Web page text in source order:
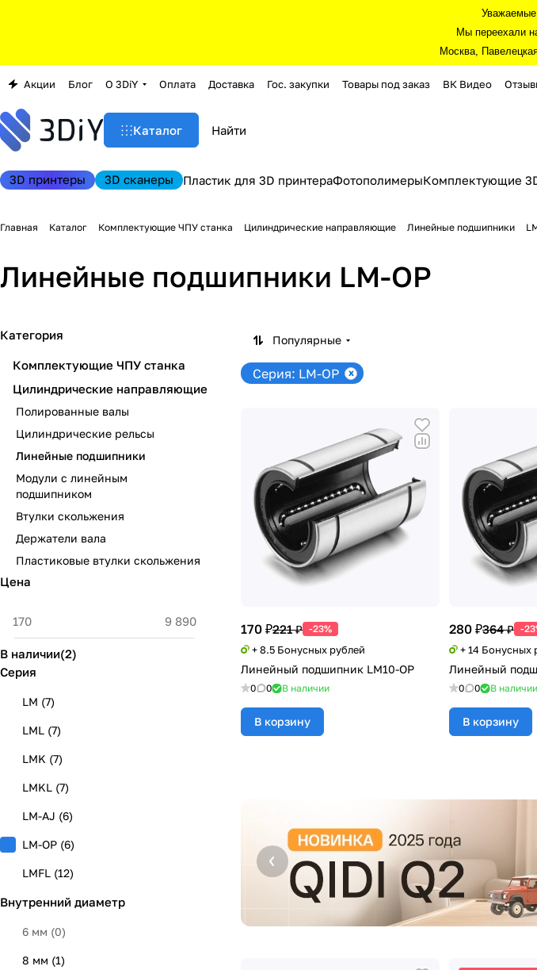
Мы переехали
Москва,
Акции Блог О 3DiY Оплата Доставка Гос. закупки Товары под заказ ВК Видео
Каталог
3D принтеры 3D сканеры Пластик для 3D принтераФотополимерыКомплектующие
Главная Каталог Комплектующие ЧПУ станка Цилиндрические направляющие Линейные подшипники
Линейные подшипники LM-OP
Популярные
Серия: LM-OP
170 ₽221 ₽ -23%
+ 8.5 Бонусных рублей
Линейный подшипник LM10-OP
0 0 В наличии
В корзину
280 ₽364 ₽ -
+ 14 Бонусных
Линейный
0 0 В наличии
В корзину
Категория
Комплектующие ЧПУ станка
Цилиндрические направляющие
Полированные валы
Цилиндрические рельсы
Линейные подшипники
Модули с линейным
подшипником
Втулки скольжения
Держатели вала
Пластиковые втулки скольжения
Цена
В наличии(2)
Серия
LM (7)
LML (7)
LMK (7)
LMKL (7)
LM-AJ (6)
LM-OP (6)
LMFL (12)
LMH(8)
LMHL(8
LMF 14
Внутренний диаметр
6 мм (0)
8 мм (1)